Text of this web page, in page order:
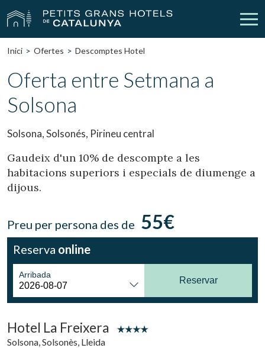
Els Nostres Hotels
Casaments
Xecs Regal Descobreix Catalunya
Contacte La meva reserva
person
CA ES EN
Inici Ofertes Descomptes Hotel
Oferta entre Setmana a
Solsona
Solsona, Solsonés, Pirineu central
Gaudeix d'un 10% de descompte a les
habitacions superiors i especials de diumenge a
dijous.
Preu per persona des de 55€
Reserva online
Arribada
Reservar
Hotel La Freixera
Solsona, Solsonès, Lleida